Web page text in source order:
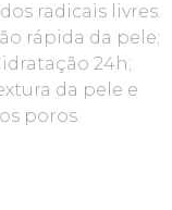
radicais livres.
rápida da pele;
24h;
da pele e
poros.